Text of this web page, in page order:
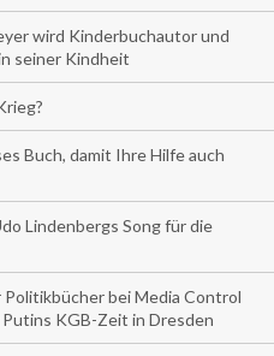
wird Kinderbuchautor und
seiner Kindheit
Buch, damit Ihre Hilfe auch
Lindenbergs Song für die
Politikbücher bei Media Control
KGB-Zeit in Dresden